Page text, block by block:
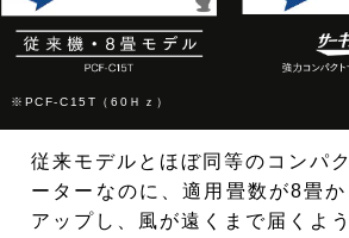
※PCF-C15T（60Ｈｚ）
従来モデルとほぼ同等のコンパ
ーターなのに、適用畳数が8畳
アップし、風が遠くまで届くよ